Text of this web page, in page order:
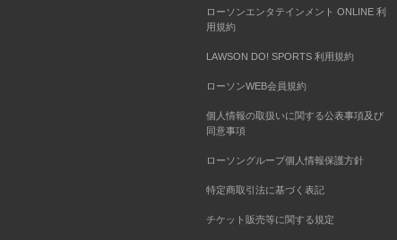
ローソンエンタテインメント ONLINE 利
用規約
LAWSON DO! SPORTS 利用規約
ローソンWEB会員規約
個人情報の取扱いに関する公表事項及び
同意事項
ローソングループ個人情報保護方針
特定商取引法に基づく表記
チケット販売等に関する規定